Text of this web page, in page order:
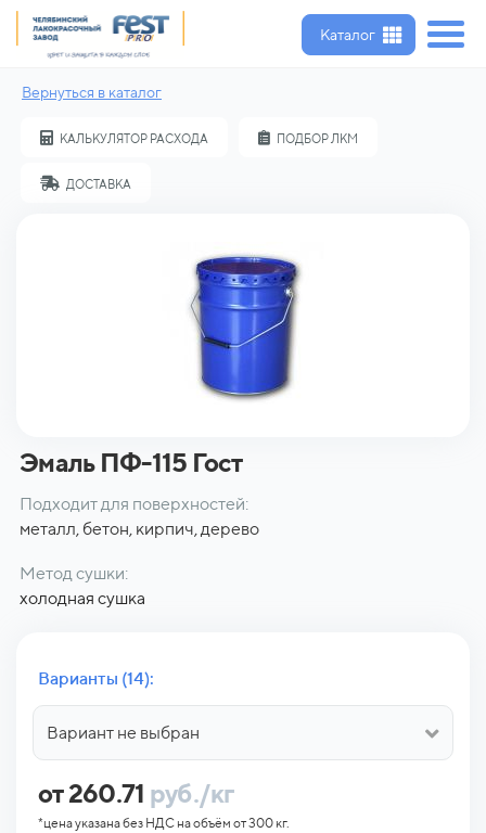
Каталог
Вернуться в каталог
КАЛЬКУЛЯТОР РАСХОДА ПОДБОР ЛКМ
ДОСТАВКА
Эмаль ПФ-115 Гост
Подходит для поверхностей:
металл, бетон, кирпич, дерево
Метод сушки:
холодная сушка
Варианты (14):
Вариант не выбран
от 260.71 руб./кг
*цена указана без НДС на объём от 300 кг.